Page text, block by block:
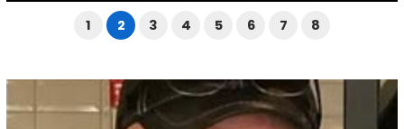
1 2 3 4 5 6 7 8